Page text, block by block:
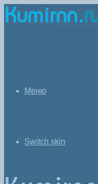
Меню
Switch skin